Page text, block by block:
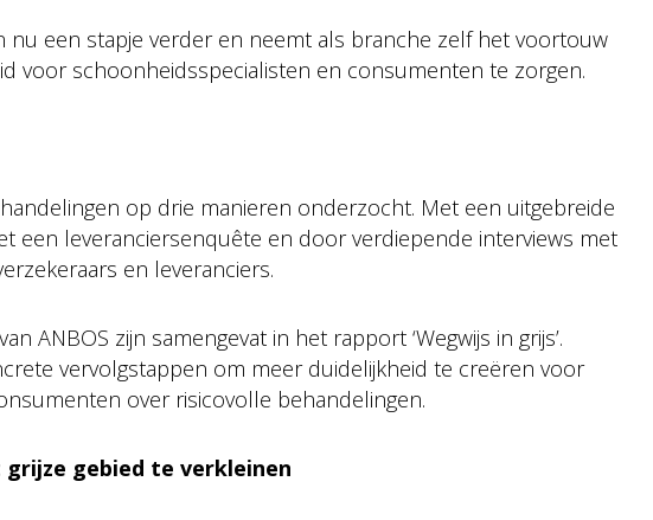
nu een stapje verder en neemt als branche zelf het voortouw
voor schoonheidsspecialisten en consumenten te zorgen.
op drie manieren onderzocht. Met een uitgebreide
een leveranciersenquête en door verdiepende interviews met
en leveranciers.
ANBOS zijn samengevat in het rapport ‘Wegwijs in grijs’.
vervolgstappen om meer duidelijkheid te creëren voor
over risicovolle behandelingen.
gebied te verkleinen